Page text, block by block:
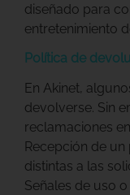
diseñado para
entretenimiento
Política de
En Akinet,
devolverse. Sin
reclamaciones
Recepción de
distintas a las
Señales de uso